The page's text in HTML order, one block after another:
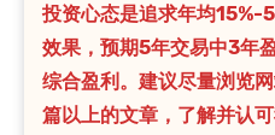
投资心态是追求年均15%-
效果，预期5年交易中3年
综合盈利。建议尽量浏览
篇以上的文章，了解并认